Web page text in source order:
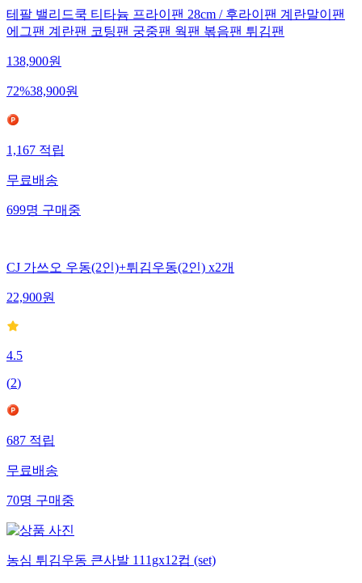
테팔 밸리드쿡 티타늄 프라이팬 28cm / 후라이팬 계란말이팬
에그팬 계란팬 코팅팬 궁중팬 웍팬 볶음팬 튀김팬
138,900원
72%38,900원
1,167적립
무료배송
699명구매중
CJ 가쓰오 우동(2인)+튀김우동(2인) x2개
22,900원
4.5
(2)
687적립
무료배송
70명구매중
농심 튀김우동 큰사발 111gx12컵 (set)